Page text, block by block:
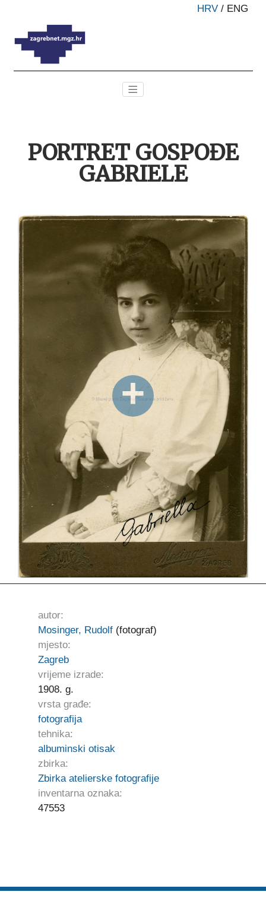
HRV / ENG
PORTRET GOSPOĐE
GABRIELE
autor:
Mosinger, Rudolf(fotograf)
mjesto:
Zagreb
vrijeme izrade:
1908. g.
vrsta građe:
fotografija
tehnika:
albuminski otisak
zbirka:
Zbirka atelierske fotografije
inventarna oznaka:
47553